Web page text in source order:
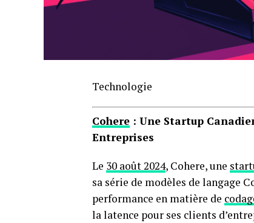
Technologie
Cohere : Une Startup
Entreprises
Le 30 août 2024, Cohere, une
sa série de modèles de langage
performance en matière de
la latence pour ses clients